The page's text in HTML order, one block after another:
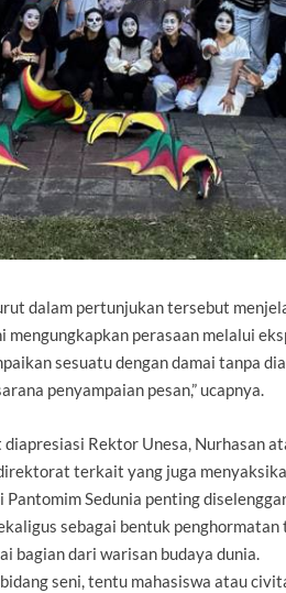
dalam pertunjukan tersebut
perasaan melalui
sesuatu dengan damai tanpa
penyampaian pesan,” ucapnya.
Rektor Unesa, Nurhasan
terkait yang juga
Sedunia penting
sebagai bentuk
bagian dari warisan budaya dunia.
seni, tentu mahasiswa atau